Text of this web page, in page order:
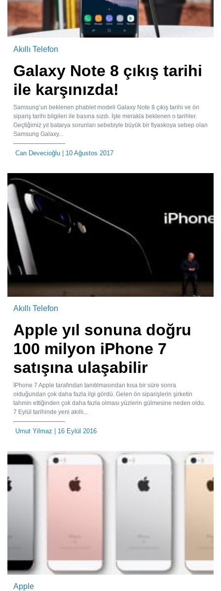
Akıllı Telefon
Galaxy Note 8 çıkış tarihi
ile karşınızda!
Samsung’un beklenen phablet modeli Galaxy Note 8 çıkış tarihi ve ön
sipariş tarihi bilgileri ile basına sızdı. İşte merakla beklenen o tarihler.
Geçtiğimiz yıl batarya sorunları sebebiyle büyük bir fiyaskoya sebep olan
Samsung Galaxy...
Can Devecioğlu | 10 Ağustos 2017
Akıllı Telefon
Apple yıl sonuna doğru
100 milyon iPhone 7
satışına ulaşabilir
İPhone 7 Apple tarafından tanıtılmasından kısa bir süre sonra
olduğundan çok daha fazla ilgi gördü. Gelen ön siparişlerin şirketin
tahmin ettiğinden çok daha fazla olması yüzlerin gülmesine neden oldu.
7 Eylül tarihinde yeni akıllı...
Umut Yilmaz | 16 Eylül 2016
Apple